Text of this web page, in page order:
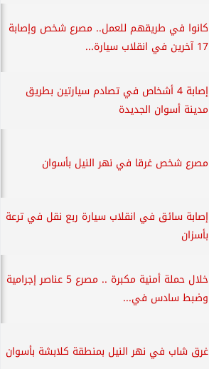
كانوا في طريقهم للعمل.. مصرع شخص وإصابة
17 آخرين في انقلاب سيارة...
إصابة 4 أشخاص في تصادم سيارتين بطريق
مدينة أسوان الجديدة
مصرع شخص غرقا في نهر النيل بأسوان
إصابة سائق في انقلاب سيارة ربع نقل في ترعة
بأسزان
خلال حملة أمنية مكبرة .. مصرع 5 عناصر إجرامية
وضبط سادس في...
غرق شاب في نهر النيل بمنطقة كلابشة بأسوان